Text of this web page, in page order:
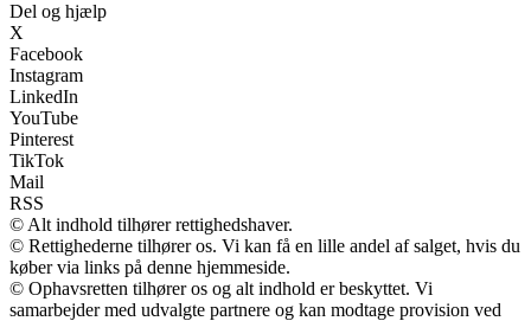
Del og hjælp
X
Facebook
Instagram
LinkedIn
YouTube
Pinterest
TikTok
Mail
RSS
© Alt indhold tilhører rettighedshaver.
© Rettighederne tilhører os. Vi kan få en lille andel af salget, hvis du
køber via links på denne hjemmeside.
© Ophavsretten tilhører os og alt indhold er beskyttet. Vi
samarbejder med udvalgte partnere og kan modtage provision ved